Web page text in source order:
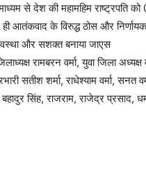
से देश की महामहिम राष्ट्रपति
आतंकवाद के विरुद्ध ठोस और
और सशक्त बनाया जाएस
रामबरन वर्मा, युवा जिला
सतीश शर्मा, राधेश्याम वर्मा,
सिंह, राजराम, राजेद्र प्रसाद,